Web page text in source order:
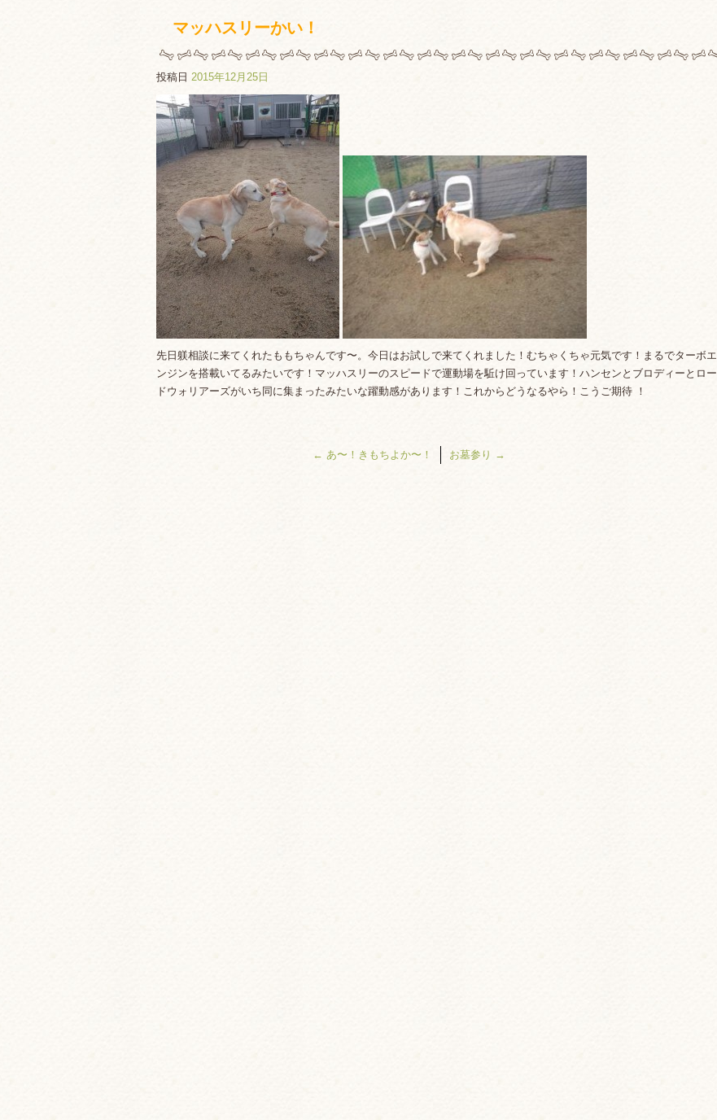
マッハスリーかい！
投稿日 2015年12月25日
先日躾相談に来てくれたももちゃんです〜。今日はお試しで来てくれました！むちゃくちゃ元気です！まるでターボエ
ンジンを搭載いてるみたいです！マッハスリーのスピードで運動場を駈け回っています！ハンセンとブロディーとロー
ドウォリアーズがいち同に集まったみたいな躍動感があります！これからどうなるやら！こうご期待 ！
← あ〜！きもちよか〜！ お墓参り →